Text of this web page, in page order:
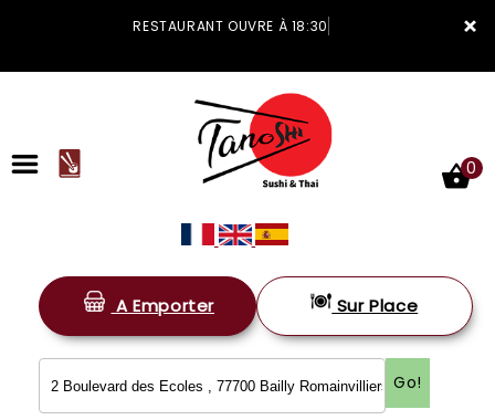
×
RESTAURANT OUVRE À 18:30
ACCUEIL
LA CARTE
0
A Emporter Sur Place
Go!